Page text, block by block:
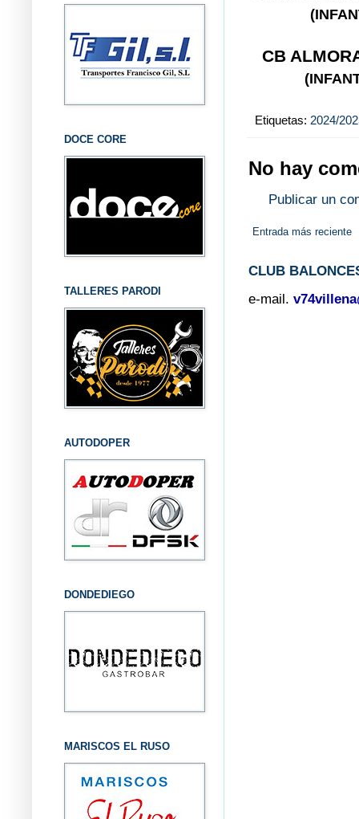
CB
Etiquetas: 2024/
No hay
Publicar un
Entrada más reciente
CLUB
e-mail.
DOCE CORE
TALLERES PARODI
AUTODOPER
DONDEDIEGO
MARISCOS EL RUSO